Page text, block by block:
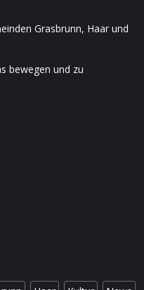
Grasbrunn, Haar und
bewegen und zu